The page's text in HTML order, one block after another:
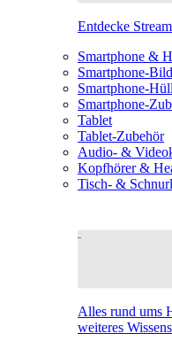
Entdecke
Smartphone &
Smartphone-
Smartphone-
Smartphone-
Tablet
Tablet-Zubehör
Audio- &
Kopfhörer &
Tisch- &
Alles rund ums
weiteres